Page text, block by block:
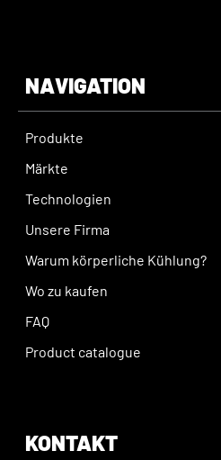
NAVIGATION
Produkte
Märkte
Technologien
Unsere Firma
Warum körperliche Kühlung?
Wo zu kaufen
FAQ
Product catalogue
KONTAKT